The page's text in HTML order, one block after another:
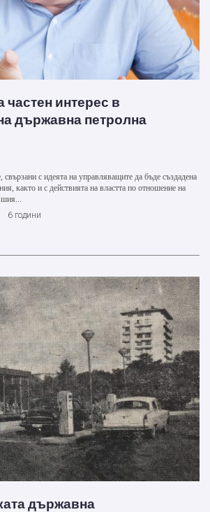
интерес в
държавна петролна
с идеята на управляващите да бъде създадена
както и с действията на властта по отношение на
6 години
държавна